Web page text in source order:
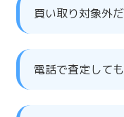
買い取り対象外
電話で査定して